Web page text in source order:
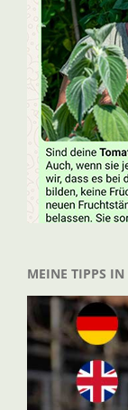
MEINE TIPPS IN